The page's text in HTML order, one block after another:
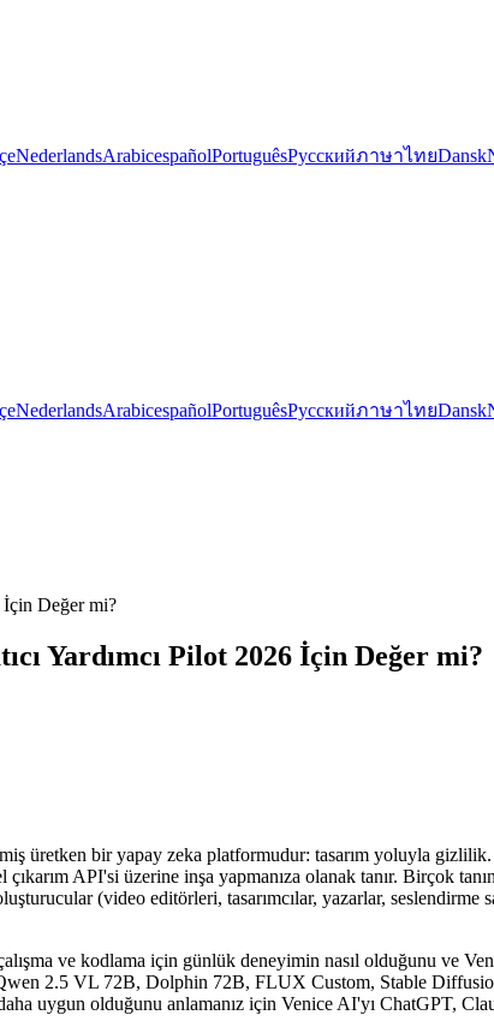
NederlandsArabicespañolPortuguêsРусскийภาษาไทยDansk
NederlandsArabicespañolPortuguêsРусскийภาษาไทยDansk
İçin Değer mi?
Yardımcı Pilot 2026 İçin Değer mi?
üretken bir yapay zeka platformudur: tasarım yoluyla
API'si üzerine inşa yapmanıza olanak tanır. Birçok
(video editörleri, tasarımcılar, yazarlar,
ve kodlama için günlük deneyimin nasıl olduğunu ve
2.5 VL 72B, Dolphin 72B, FLUX Custom, Stable
uygun olduğunu anlamanız için Venice AI'yı ChatGPT,